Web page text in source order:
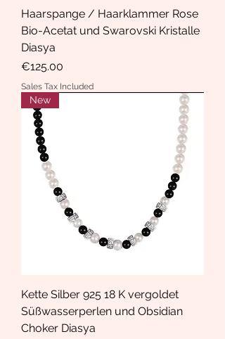
Haarspange / Haarklammer Rose
Bio-Acetat und Swarovski Kristalle
Diasya
Price
€125.00
Sales Tax Included
New
Kette Silber 925 18 K vergoldet
Süßwasserperlen und Obsidian
Choker Diasya